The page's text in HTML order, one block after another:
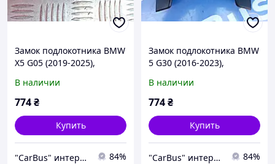
Замок подлокотника BMW
X5 G05 (2019-2025),
В наличии
774₴
Купить
"CarBus" интернет-магазин запчастей 84%
Замок подлокотника BMW
5 G30 (2016-2023),
В наличии
774₴
Купить
"CarBus" интернет-магазин запчастей 84%